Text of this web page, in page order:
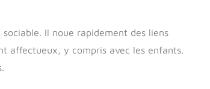
Il noue rapidement des liens
affectueux, y compris avec les enfants.